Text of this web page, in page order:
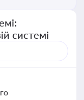
системі